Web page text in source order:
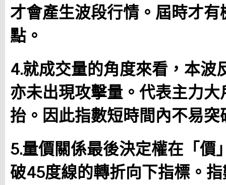
才會產生波段行情。屆時才
點。
4.就成交量的角度來看，本波
亦未出現攻擊量。代表主力
抬。因此指數短時間內不易
5.量價關係最後決定權在「價
破45度線的轉折向下指標。